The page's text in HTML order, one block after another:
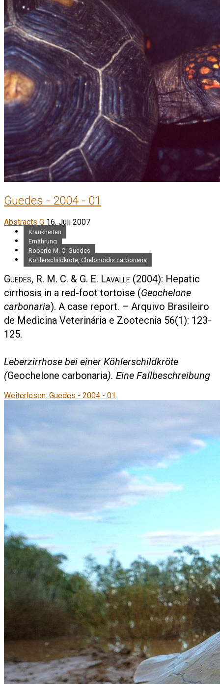
Guedes - 2004 - 01
Abstracts G 16. Juli 2007
Krankheiten
Ernährung
Roberto M. C. Guedes
Köhlerschildkröte, Chelonoidis carbonaria
Guedes, R. M. C. & G. E. Lavalle (2004): Hepatic
cirrhosis in a red-foot tortoise (Geochelone
carbonaria). A case report. – Arquivo Brasileiro
de Medicina Veterinária e Zootecnia 56(1): 123-
125.
Leberzirrhose bei einer Köhlerschildkröte
(Geochelone carbonaria). Eine Fallbeschreibung
Weiterlesen: Guedes - 2004 - 01